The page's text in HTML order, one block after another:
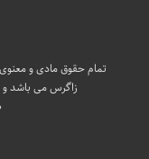
تمام حقوق مادی و
زاگرس می باشد و